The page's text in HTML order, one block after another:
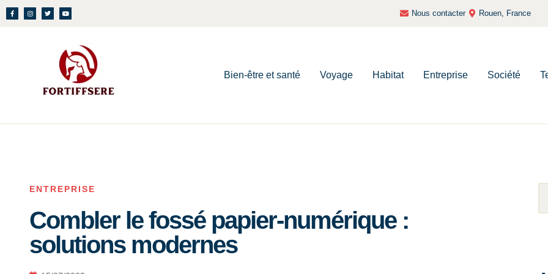
Nous contacter Rouen, France
Bien-être et santé Voyage Habitat Entreprise Société
ENTREPRISE
Combler le fossé papier-numérique :
solutions modernes